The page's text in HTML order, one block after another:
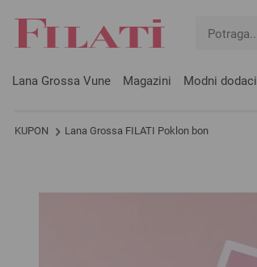
Lana Grossa Vune Magazini Modni dodaci
KUPON Lana Grossa FILATI Poklon bon